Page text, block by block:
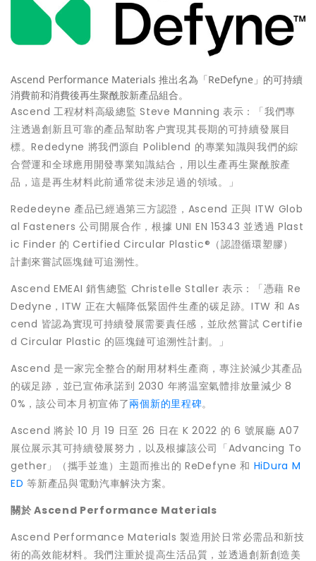
Ascend Performance Materials 推出名為「ReDefyne」的可持續
消費前和消費後再生聚酰胺新產品組合。
Ascend 工程材料高級總監Steve Manning 表示：「我們專
注透過創新且可靠的產品幫助客户實現其長期的可持續發展目
標。Rededyne 將我們源自 Poliblend 的專業知識與我們的綜
合營運和全球應用開發專業知識結合，用以生產再生聚酰胺產
品，這是再生材料此前通常從未涉足過的領域。」
Rededeyne 產品已經過第三方認證，Ascend 正與 ITW Glob
al Fasteners 公司開展合作，根據 UNI EN 15343 並透過 Plast
ic Finder 的 Certified Circular Plastic®（認證循環塑膠）
計劃來嘗試區塊鏈可追溯性。
Ascend EMEAI 銷售總監 Christelle Staller 表示：「憑藉 Re
Dedyne，ITW 正在大幅降低緊固件生產的碳足跡。ITW 和 As
cend 皆認為實現可持續發展需要責任感，並欣然嘗試 Certifie
d Circular Plastic 的區塊鏈可追溯性計劃。」
Ascend 是一家完全整合的耐用材料生產商，專注於減少其產品
的碳足跡，並已宣佈承諾到 2030 年將温室氣體排放量減少 8
0%，該公司本月初宣佈了兩個新的里程碑。
Ascend 將於 10 月 19 日至 26 日在 K 2022 的 6 號展廳 A07
展位展示其可持續發展努力，以及根據該公司「Advancing To
gether」（攜手並進）主題而推出的 ReDefyne 和 HiDura M
ED 等新產品與電動汽車解決方案。
關於 Ascend Performance Materials
Ascend Performance Materials 製造用於日常必需品和新技
術的高效能材料。我們注重於提高生活品質，並透過創新創造美